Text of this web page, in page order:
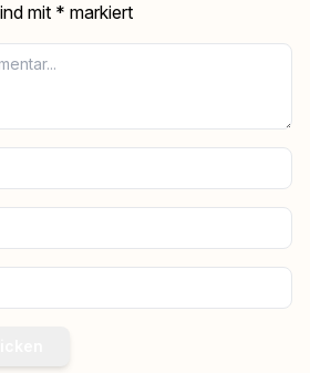
mit * markiert